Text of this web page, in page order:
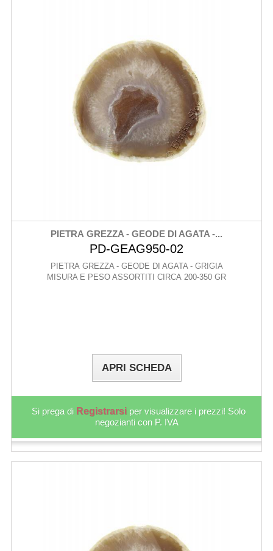
PIETRA GREZZA - GEODE DI AGATA -...
PD-GEAG950-02
PIETRA GREZZA - GEODE DI AGATA - GRIGIA
MISURA E PESO ASSORTITI CIRCA 200-350 GR
APRI SCHEDA
Si prega di Registrarsi per visualizzare i prezzi! Solo
negozianti con P. IVA